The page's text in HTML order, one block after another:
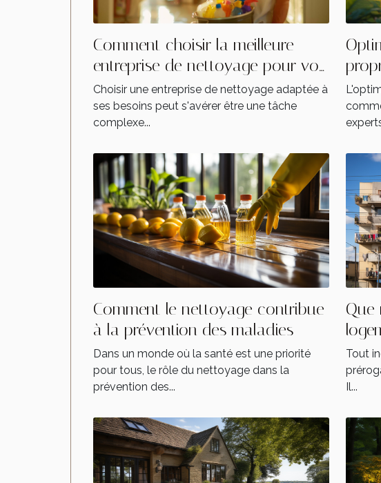
Comment choisir la meilleure
entreprise de nettoyage pour vos
besoins
Choisir une entreprise de nettoyage adaptée à
ses besoins peut s'avérer être une tâche
complexe...
Comment le nettoyage contribue
à la prévention des maladies
Dans un monde où la santé est une priorité
pour tous, le rôle du nettoyage dans la
prévention des...
Que
Tout
Il...